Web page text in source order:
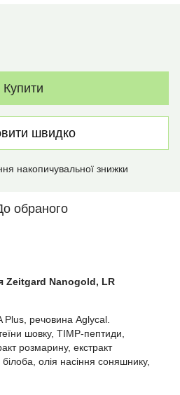
Купити
швидко
накопичувальної знижки
обраного
Zeitgard Nanogold, LR
Plus, речовина Aglycal.
шовку, TIMP-пептиди,
розмарину, екстракт
олія насіння соняшнику,